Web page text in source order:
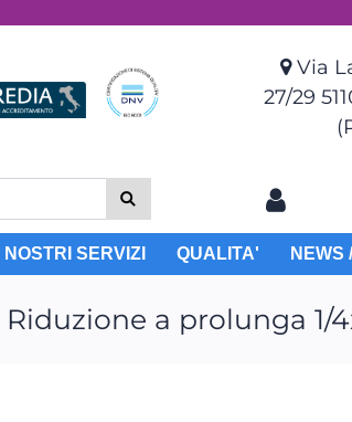
Via
27/29
I NOSTRI SERVIZI QUALITA' NEWS
Riduzione a prolunga 1/